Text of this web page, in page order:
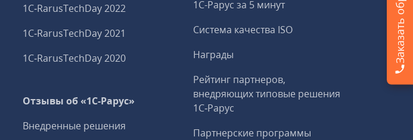
1C‑RarusTechDay 2022
1C‑RarusTechDay 2021
1C‑RarusTechDay 2020
Отзывы об «1С-Рарус»
Внедренные решения
1С-Рарус за 5 минут
Система качества ISO
Награды
Рейтинг партнеров,
внедряющих типовые решения
1С‑Рарус
Партнерские программы